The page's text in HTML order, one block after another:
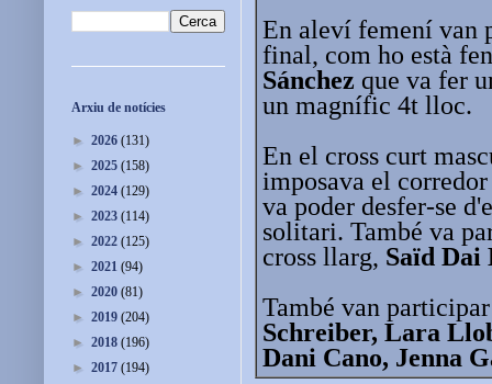
En aleví femení van
final, com ho està
Sánchez que va fer
un magnífic 4t lloc.
En el cross curt
imposava el
va poder desfer-se
solitari. També va
cross llarg, Saïd Dai
També van
Schreiber, Lara
Dani Cano, Jenna
Arxiu de notícies
► 2026 (131)
► 2025 (158)
► 2024 (129)
► 2023 (114)
► 2022 (125)
► 2021 (94)
► 2020 (81)
► 2019 (204)
► 2018 (196)
► 2017 (194)